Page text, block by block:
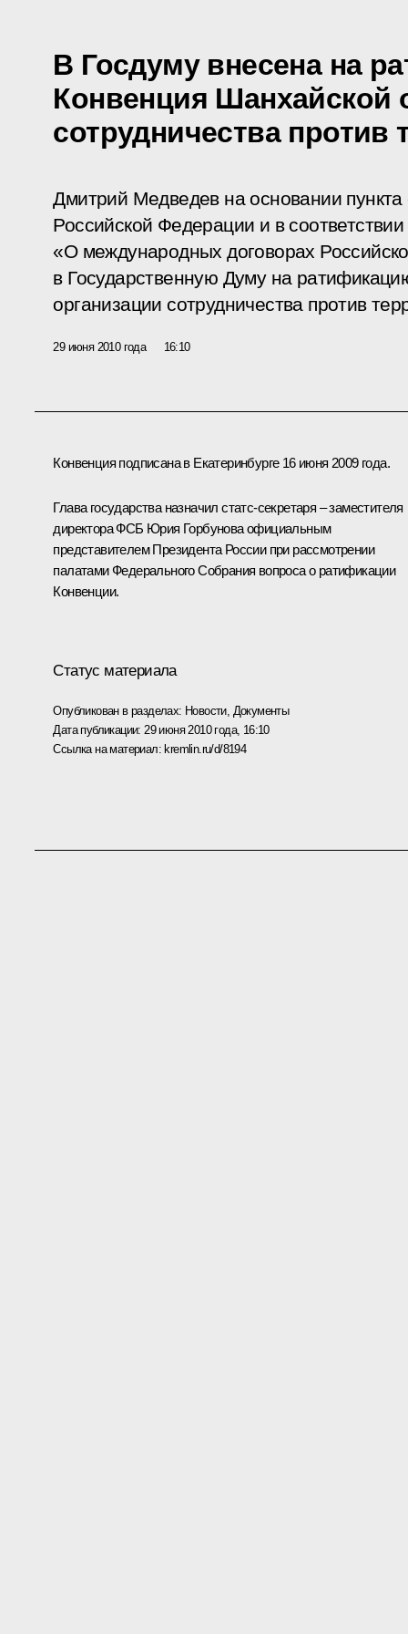
В Госдуму внесена на
Конвенция Шанхайской
сотрудничества против
Дмитрий Медведев на основании пункта
Российской Федерации и в
«О международных договорах
в Государственную Думу на
организации сотрудничества против
29 июня 2010 года 16:10
Конвенция подписана в Екатеринбурге 16 июня 2009 года.
Глава государства назначил статс-секретаря – заместителя
директора ФСБ Юрия Горбунова официальным
представителем Президента России при рассмотрении
палатами Федерального Собрания вопроса о ратификации
Конвенции.
Статус материала
Опубликован в разделах: Новости, Документы
Дата публикации: 29 июня 2010 года, 16:10
Ссылка на материал: kremlin.ru/d/8194